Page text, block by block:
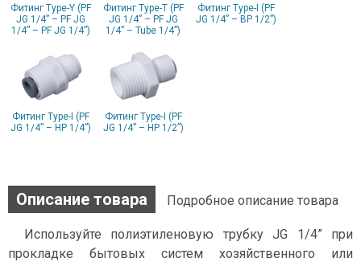
Фитинг Type-Y (PF
JG 1/4” – PF JG
1/4” – PF JG 1/4”)
Фитинг Type-T (PF
JG 1/4” – PF JG
1/4” – Tube 1/4”)
Фитинг Type-I (PF
JG 1/4” – ВР 1/2”)
Фитинг Type-I (PF
JG 1/4” – НР 1/4”)
Фитинг Type-I (PF
JG 1/4” – НР 1/2”)
Описание товара Подробное описание товара
Используйте полиэтиленовую трубку JG 1/4” при
прокладке бытовых систем хозяйственного или